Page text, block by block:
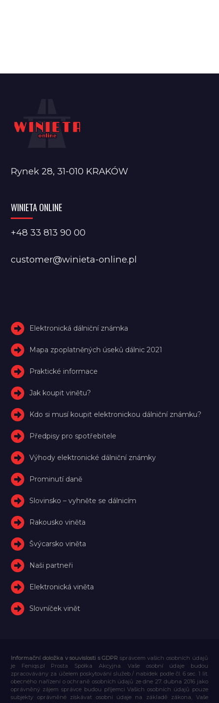
Rynek 28, 31-010 KRAKÓW
WINIETA ONLINE
+48 33 813 90 00
customer@winieta-online.pl
Elektronická dálniční známka
Mapa zpoplatněných úseků dálnic 2021
Praktické informace
Jak koupit vinětu?
Kdo si musí koupit elektronickou dálniční známku?
Předpisy pro spotřebitele
Výhody elektronické dálniční známky
Prominutí daně
Slovinsko – vyhněte se dálnicím
Rakousko viněta
Švýcarsko viněta
Naši partneři
Elektronická viněta
Slovníček vinět
Informační doložka v souvislosti s GDPR správcem vašich osobních údajů
je Feniqs.pl Prosta Spółka Akcyjna. Vaše osobní údaje budou
zpracovávány za účelem poskytování služeb / nabídek podle čl. 6 sec. 1 lit.
obecného nařízení o ochraně osobních údajů ze dne 27. dubna 2016 jako
oprávněný zájem správce budou příjemci Vašich osobních údajů pouze
subjekty oprávněné získávat osobní údaje na základě zákona, Vaše